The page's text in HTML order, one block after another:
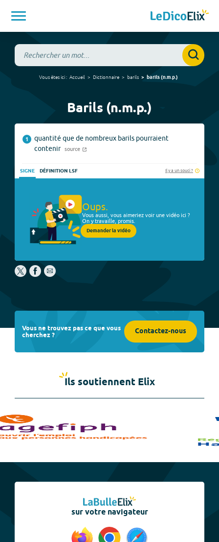
Vous êtes ici : Accueil Dictionnaire barils barils(n.m.p.)
Barils (n.m.p.)
1
quantité que de nombreux barils pourraient
contenir
source
SIGNE DÉFINITION LSF Il y a un souci ?
Oups.
Vous aussi, vous aimeriez voir une vidéo ici ?
On y travaille, promis.
Demander la vidéo
Vous ne trouvez pas ce que vous
cherchez ? Contactez-nous
Ils soutiennent Elix
sur votre navigateur